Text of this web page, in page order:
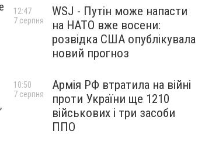
WSJ - Путін може напасти
на НАТО вже восени:
розвідка США опублікувала
новий прогноз
12:47
7 серпня
Армія РФ втратила на війні
проти України ще 1210
військових і три засоби
ППО
10:50
7 серпня